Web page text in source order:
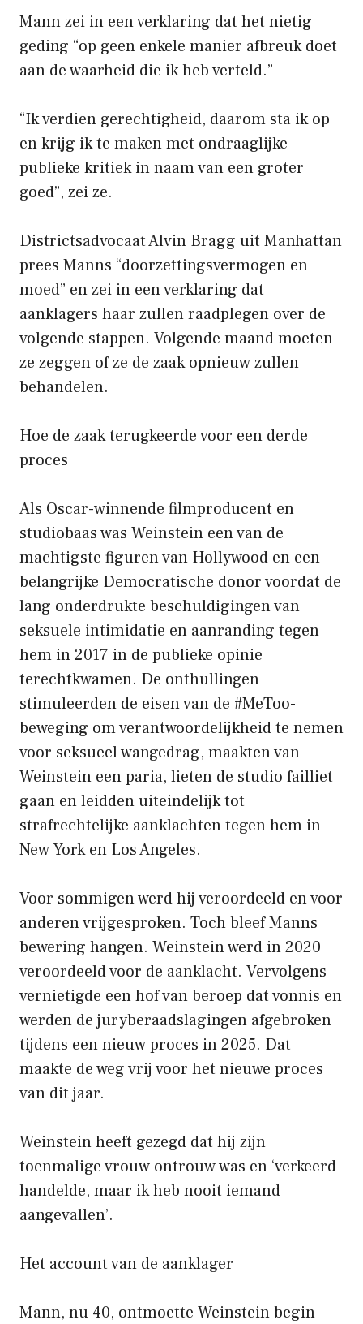
Mann zei in een verklaring dat het nietig
geding “op geen enkele manier afbreuk doet
aan de waarheid die ik heb verteld.”
“Ik verdien gerechtigheid, daarom sta ik op
en krijg ik te maken met ondraaglijke
publieke kritiek in naam van een groter
goed”, zei ze.
Districtsadvocaat Alvin Bragg uit Manhattan
prees Manns “doorzettingsvermogen en
moed” en zei in een verklaring dat
aanklagers haar zullen raadplegen over de
volgende stappen. Volgende maand moeten
ze zeggen of ze de zaak opnieuw zullen
behandelen.
Hoe de zaak terugkeerde voor een derde
proces
Als Oscar-winnende filmproducent en
studiobaas was Weinstein een van de
machtigste figuren van Hollywood en een
belangrijke Democratische donor voordat de
lang onderdrukte beschuldigingen van
seksuele intimidatie en aanranding tegen
hem in 2017 in de publieke opinie
terechtkwamen. De onthullingen
stimuleerden de eisen van de #MeToo-
beweging om verantwoordelijkheid te nemen
voor seksueel wangedrag, maakten van
Weinstein een paria, lieten de studio failliet
gaan en leidden uiteindelijk tot
strafrechtelijke aanklachten tegen hem in
New York en Los Angeles.
Voor sommigen werd hij veroordeeld en voor
anderen vrijgesproken. Toch bleef Manns
bewering hangen. Weinstein werd in 2020
veroordeeld voor de aanklacht. Vervolgens
vernietigde een hof van beroep dat vonnis en
werden de juryberaadslagingen afgebroken
tijdens een nieuw proces in 2025. Dat
maakte de weg vrij voor het nieuwe proces
van dit jaar.
Weinstein heeft gezegd dat hij zijn
toenmalige vrouw ontrouw was en ‘verkeerd
handelde, maar ik heb nooit iemand
aangevallen’.
Het account van de aanklager
Mann, nu 40, ontmoette Weinstein begin